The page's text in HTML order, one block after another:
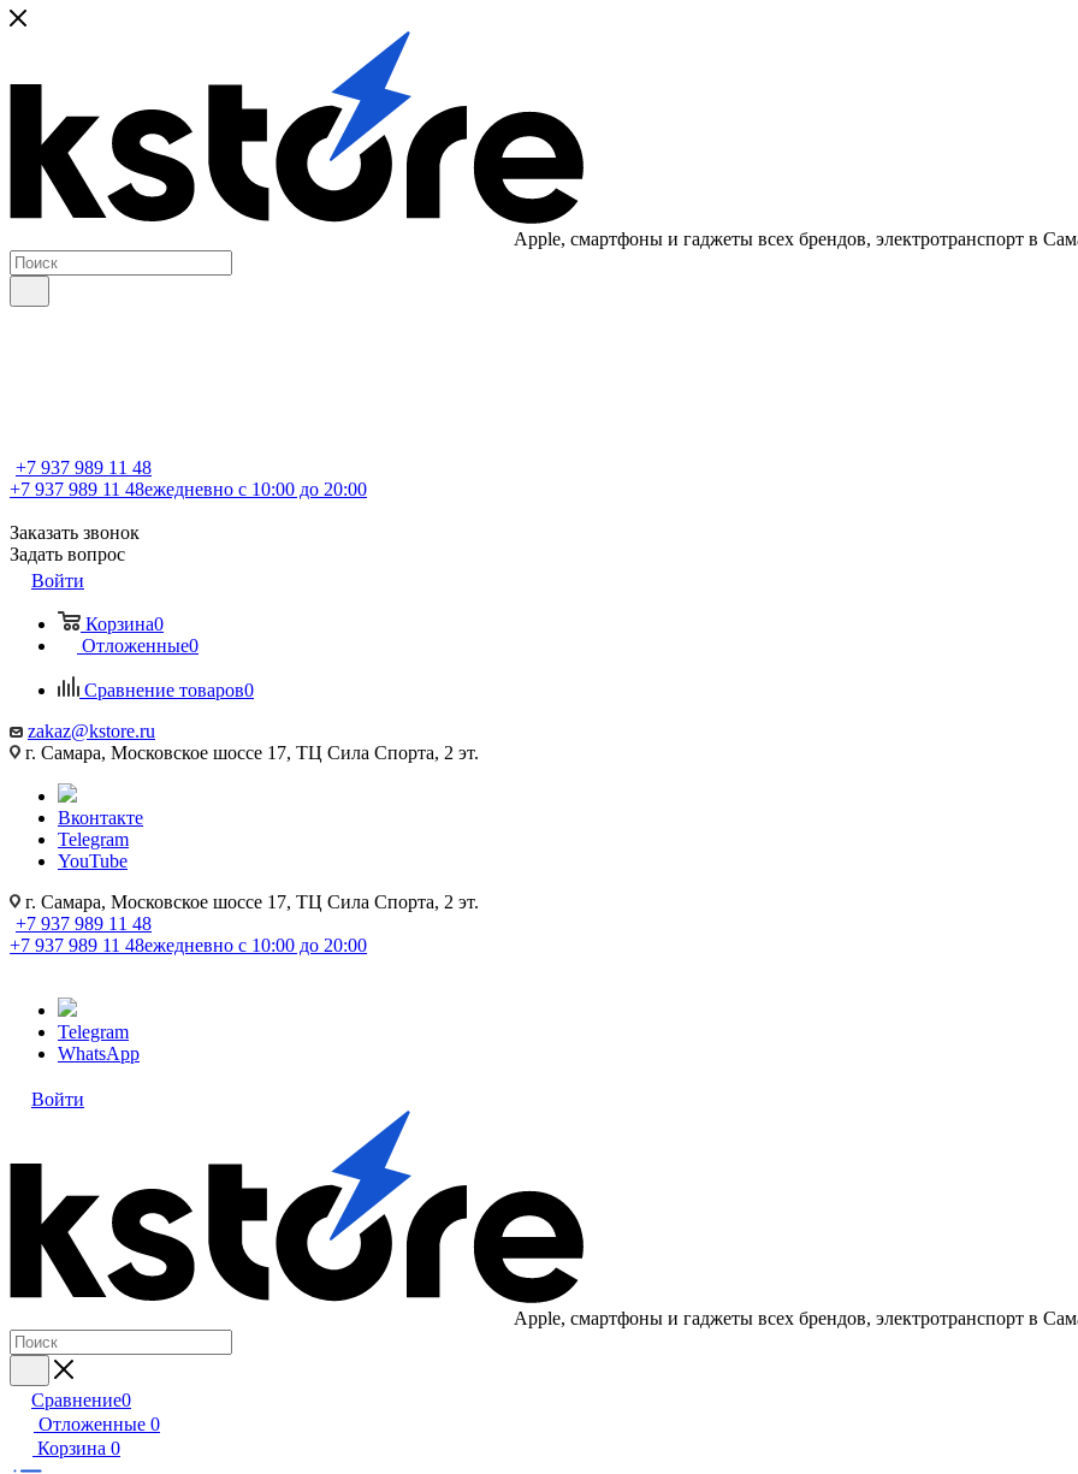
Apple, cмартфоны и гаджеты всех брендов, электротранспорт в
+7 937 989 11 48
+7 937 989 11 48ежедневно с 10:00 до 20:00
Заказать звонок
Задать вопрос
Войти
Корзина0
Отложенные0
Сравнение товаров0
zakaz@kstore.ru
г. Самара, Московское шоссе 17, ТЦ Сила Спорта, 2 эт.
Вконтакте
Telegram
YouTube
г. Самара, Московское шоссе 17, ТЦ Сила Спорта, 2 эт.
+7 937 989 11 48
+7 937 989 11 48ежедневно с 10:00 до 20:00
Telegram
WhatsApp
Войти
Apple, cмартфоны и гаджеты всех брендов, электротранспорт в
Сравнение0
Отложенные 0
Корзина 0